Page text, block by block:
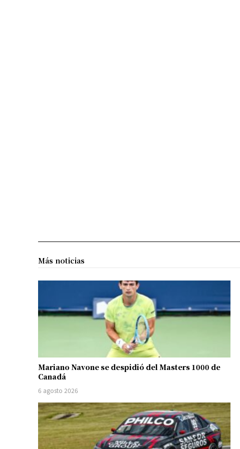
Más noticias
Mariano Navone se despidió del Masters 1000 de
Canadá
6 agosto 2026